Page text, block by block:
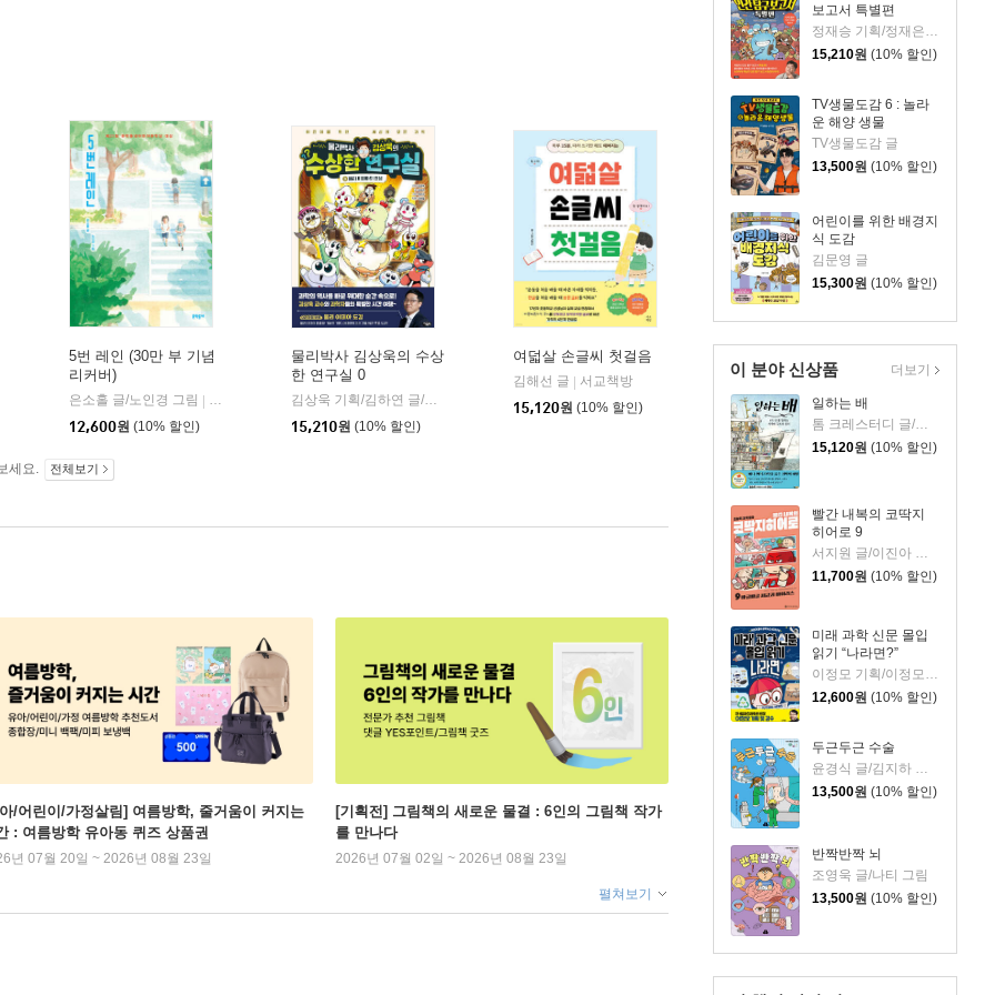
보고서 특별편
정재승 기획/정재은 글/김기수 그림
15,210원 (10% 할인)
TV생물도감 6 : 놀라
운 해양 생물
TV생물도감 글
13,500원 (10% 할인)
어린이를 위한 배경지
식 도감
김문영 글
15,300원 (10% 할인)
이 분야 신상품
일하는 배
톰 크레스터디 글/장석봉 그림
15,120원 (10% 할인)
빨간 내복의 코딱지
히어로 9
11,700원 (10% 할인)
미래 과학 신문 몰입
읽기 “나라면?”
이정모 기획/이정모 감수/박정란,서재인 글/신병근 그림
12,600원 (10% 할인)
두근두근 수술
윤경식 글/김지하 그림
13,500원 (10% 할인)
반짝반짝 뇌
조영욱 글/나티 그림
13,500원 (10% 할인)
더보기
5번 레인 (30만 부 기념
리커버)
은소홀 글/노인경 그림
문학동네
12,600원 (10% 할인)
물리박사 김상욱의 수상
한 연구실 0
김상욱 기획/김하연 글/정순규 그림
아울북
15,210원 (10% 할인)
여덟살 손글씨 첫걸음
김해선 글
서교책방
15,120원 (10% 할인)
세요. 전체보기
/어린이/가정살림] 여름방학, 줄거움이 커지는
: 여름방학 유아동 퀴즈 상품권
년 07월 20일 ~ 2026년 08월 23일
[기획전] 그림책의 새로운 물결 : 6인의 그림책 작가
를 만나다
2026년 07월 02일 ~ 2026년 08월 23일
펼쳐보기